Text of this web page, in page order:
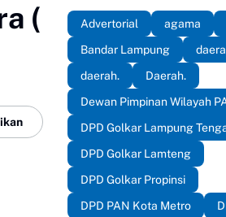
(
Advertorial agama
Bandar Lampung
daerah.
Daerah.
Dewan Pimpinan Wilayah
DPD Golkar Lampung
DPD Golkar Lamteng
DPD Golkar Propinsi
DPD PAN Kota Metro